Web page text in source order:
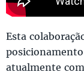
Esta
atualmente